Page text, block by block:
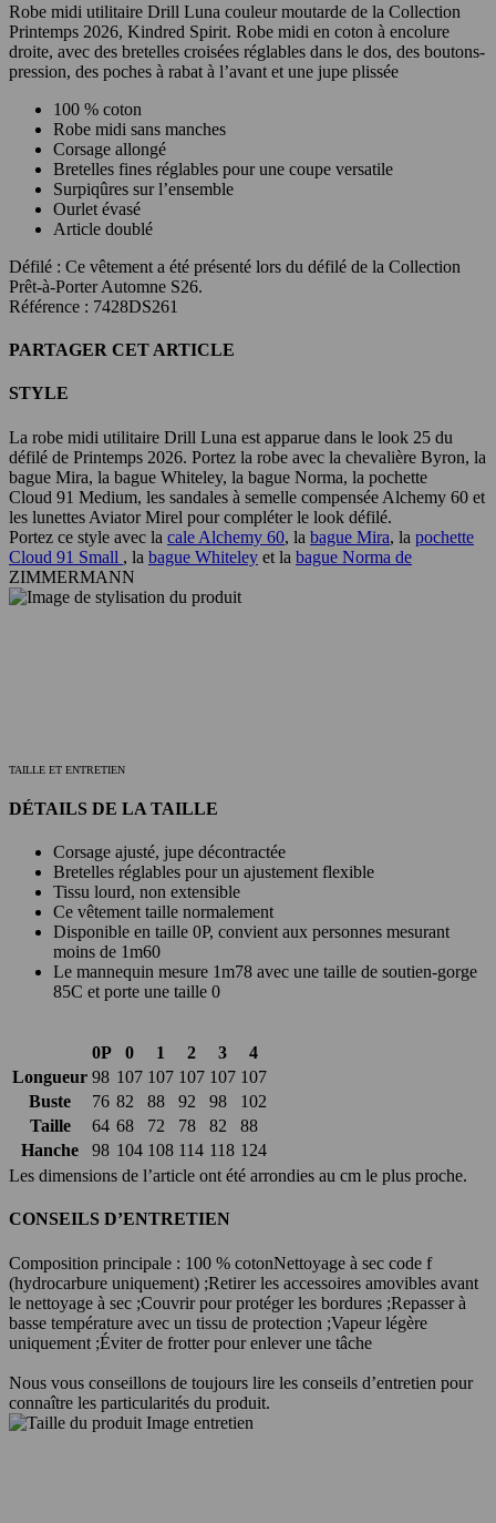
Robe midi utilitaire Drill Luna couleur moutarde de la Collection
Printemps 2026, Kindred Spirit. Robe midi en coton à encolure
droite, avec des bretelles croisées réglables dans le dos, des boutons-
pression, des poches à rabat à l’avant et une jupe plissée
100 % coton
Robe midi sans manches
Corsage allongé
Bretelles fines réglables pour une coupe versatile
Surpiqûres sur l’ensemble
Ourlet évasé
Article doublé
Défilé : Ce vêtement a été présenté lors du défilé de la Collection
Prêt-à-Porter Automne S26.
Référence : 7428DS261
PARTAGER CET ARTICLE
STYLE
La robe midi utilitaire Drill Luna est apparue dans le look 25 du
défilé de Printemps 2026. Portez la robe avec la chevalière Byron, la
bague Mira, la bague Whiteley, la bague Norma, la pochette
Cloud 91 Medium, les sandales à semelle compensée Alchemy 60 et
les lunettes Aviator Mirel pour compléter le look défilé.
Portez ce style avec la cale Alchemy 60, la bague Mira, la pochette
Cloud 91 Small , la bague Whiteley et la bague Norma de
ZIMMERMANN
TAILLE ET ENTRETIEN
DÉTAILS DE LA TAILLE
Corsage ajusté, jupe décontractée
Bretelles réglables pour un ajustement flexible
Tissu lourd, non extensible
Ce vêtement taille normalement
Disponible en taille 0P, convient aux personnes mesurant
moins de 1m60
Le mannequin mesure 1m78 avec une taille de soutien-gorge
85C et porte une taille 0
0P 0 1 2 3
4
Longueur 98 107 107 107 107 107
Buste
76 82 88 92 98
102
Taille
64 68 72 78 82
88
Hanche
98 104 108 114 118 124
Les dimensions de l’article ont été arrondies au cm le plus proche.
CONSEILS D’ENTRETIEN
Composition principale : 100 % cotonNettoyage à sec code f
(hydrocarbure uniquement) ;Retirer les accessoires amovibles avant
le nettoyage à sec ;Couvrir pour protéger les bordures ;Repasser à
basse température avec un tissu de protection ;Vapeur légère
uniquement ;Éviter de frotter pour enlever une tâche
Nous vous conseillons de toujours lire les conseils d’entretien pour
connaître les particularités du produit.